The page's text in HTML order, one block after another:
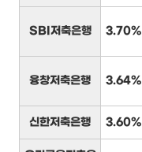
SBI저축은행 3.70%
융창저축은행 3.64%
신한저축은행 3.60%